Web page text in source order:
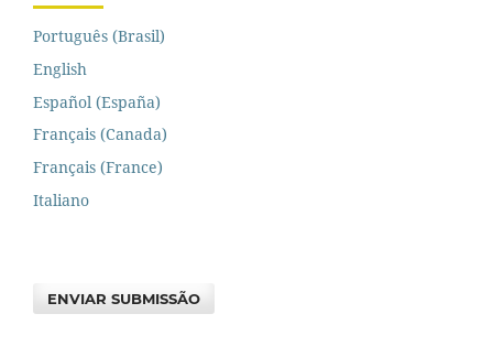
Português (Brasil)
English
Español (España)
Français (Canada)
Français (France)
Italiano
ENVIAR SUBMISSÃO